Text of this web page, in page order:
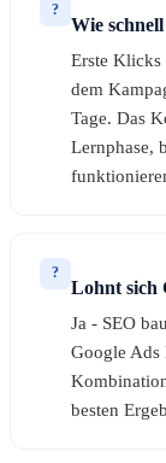
?
Wie
Erste Klicks
dem
Tage. Das
Lernphase,
?
Lohnt sich
Ja - SEO
Google Ads
besten